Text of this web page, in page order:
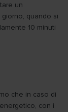
un
quando si
10 minuti
che in caso di
con i